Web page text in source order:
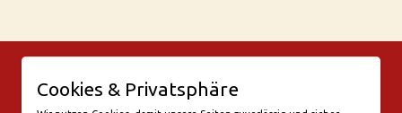
Friesenwall 58
Cookies & Privatsphäre